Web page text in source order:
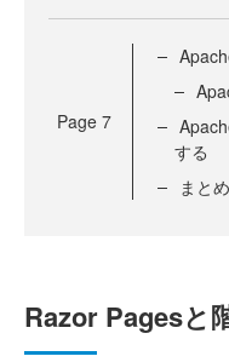
Page 7
する
まとめ
Razor Pagesと